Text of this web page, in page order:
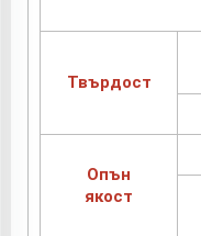
Твърдост
Опън
якост